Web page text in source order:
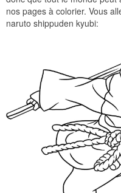
nos pages à colorier. Vous
naruto shippuden kyubi: